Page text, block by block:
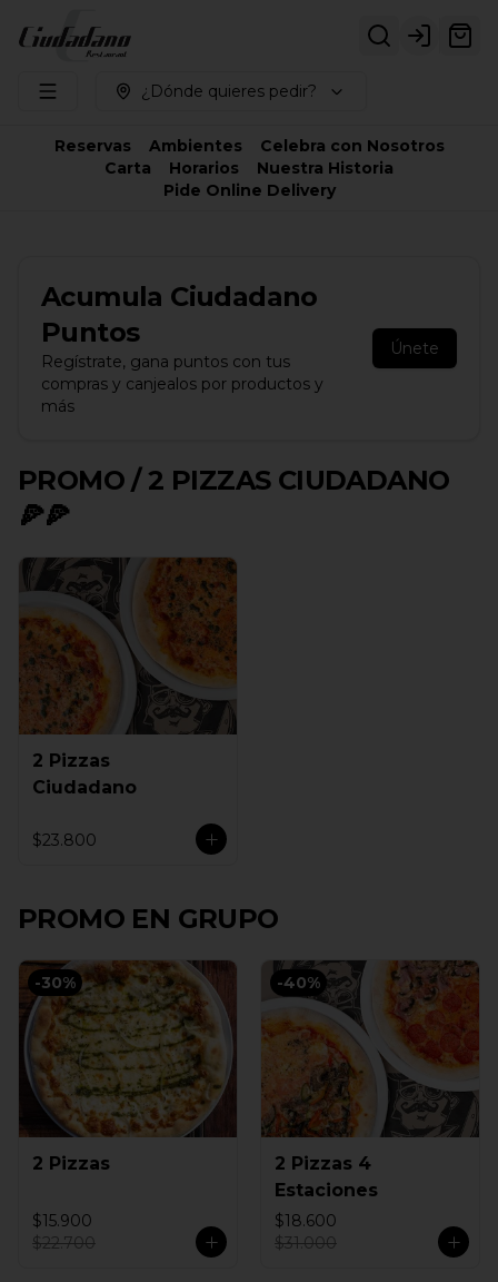
Login
¿Dónde quieres pedir?
Reservas Ambientes
Celebra con Nosotros
Carta
Horarios
Nuestra Historia
Pide Online Delivery
Acumula Ciudadano
Puntos
Regístrate, gana puntos con tus
compras y canjealos por productos y
más
Únete
PROMO / 2 PIZZAS CIUDADANO
🍕🍕
2 Pizzas
Ciudadano
$23.800
PROMO EN GRUPO
-30%
2 Pizzas
$15.900
$22.700
-40%
2 Pizzas 4
Estaciones
$18.600
$31.000